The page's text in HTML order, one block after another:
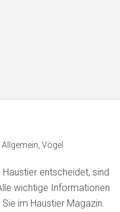
Allgemein Vögel
entscheidet, sind
wichtige Informationen
im Haustier Magazin.